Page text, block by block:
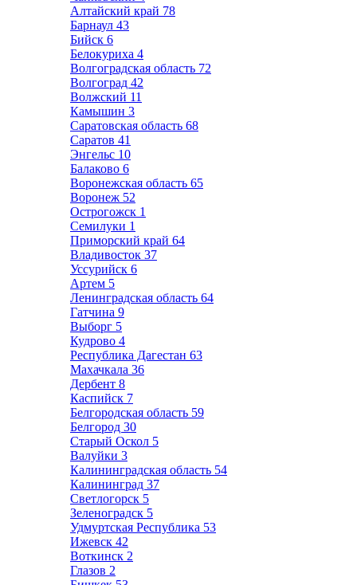
Алтайский край 78
Барнаул 43
Бийск 6
Белокуриха 4
Волгоградская область 72
Волгоград 42
Волжский 11
Камышин 3
Саратовская область 68
Саратов 41
Энгельс 10
Балаково 6
Воронежская область 65
Воронеж 52
Острогожск 1
Семилуки 1
Приморский край 64
Владивосток 37
Уссурийск 6
Артем 5
Ленинградская область 64
Гатчина 9
Выборг 5
Кудрово 4
Республика Дагестан 63
Махачкала 36
Дербент 8
Каспийск 7
Белгородская область 59
Белгород 30
Старый Оскол 5
Валуйки 3
Калининградская область 54
Калининград 37
Светлогорск 5
Зеленоградск 5
Удмуртская Республика 53
Ижевск 42
Воткинск 2
Глазов 2